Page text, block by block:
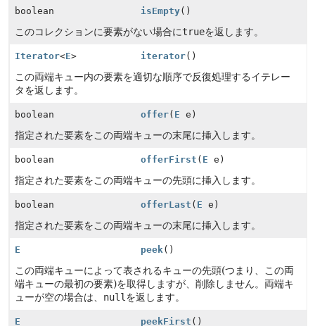
boolean isEmpty()
このコレクションに要素がない場合にtrueを返します。
Iterator<E> iterator()
この両端キュー内の要素を適切な順序で反復処理するイテレー
タを返します。
boolean offer( E e)
指定された要素をこの両端キューの末尾に挿入します。
boolean offerFirst ( E e)
指定された要素をこの両端キューの先頭に挿入します。
boolean offerLast ( E e)
指定された要素をこの両端キューの末尾に挿入します。
E peek()
この両端キューによって表されるキューの先頭(つまり、この両
端キューの最初の要素)を取得しますが、削除しません。両端キ
ューが空の場合は、 null を返します。
E peekFirst ()